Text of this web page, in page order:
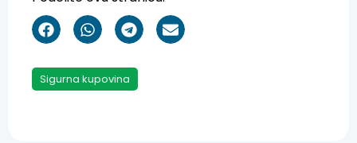
Sigurna kupovina